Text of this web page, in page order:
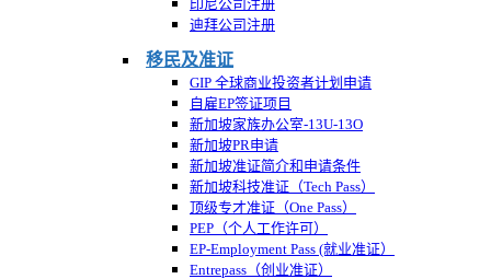
印尼公司注册
迪拜公司注册
移民及准证
GIP 全球商业投资者计划申请
自雇EP签证项目
新加坡家族办公室-13U-13O
新加坡PR申请
新加坡准证简介和申请条件
新加坡科技准证（Tech Pass）
顶级专才准证（One Pass）
PEP（个人工作许可）
EP-Employment Pass (就业准证）
Entrepass（创业准证）